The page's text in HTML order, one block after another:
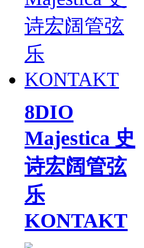
8DIO
Majestica 史
诗宏阔管弦
乐
KONTAKT